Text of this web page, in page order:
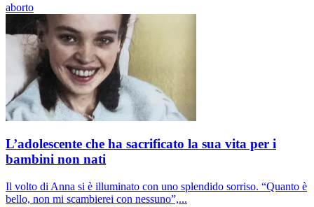
aborto
L’adolescente che ha sacrificato la sua vita per i
bambini non nati
Il volto di Anna si è illuminato con uno splendido sorriso. “Quanto è
bello, non mi scambierei con nessuno”,...